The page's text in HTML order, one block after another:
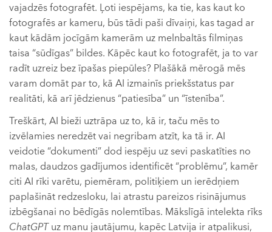
vajadzēs fotografēt. Ļoti iespējams, ka tie, kas kaut ko
fotografēs ar kameru, būs tādi paši dīvaiņi, kas tagad ar
kaut kādām jocīgām kamerām uz melnbaltās filmiņas
taisa “sūdīgas” bildes. Kāpēc kaut ko fotografēt, ja to var
radīt uzreiz bez īpašas piepūles? Plašākā mērogā mēs
varam domāt par to, kā AI izmainīs priekšstatus par
realitāti, kā arī jēdzienus “patiesība” un “īstenība”.
Treškārt, AI bieži uztrāpa uz to, kā ir, taču mēs to
izvēlamies neredzēt vai negribam atzīt, ka tā ir. AI
veidotie “dokumenti” dod iespēju uz sevi paskatīties no
malas, daudzos gadījumos identificēt “problēmu”, kamēr
citi AI rīki varētu, piemēram, politiķiem un ierēdņiem
paplašināt redzesloku, lai atrastu pareizos risinājumus
izbēgšanai no bēdīgās nolemtības. Mākslīgā intelekta rīks
ChatGPTuz manu jautājumu, kapēc Latvija ir atpalikusi,